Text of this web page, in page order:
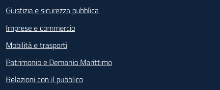
Giustizia e sicurezza pubblica
Imprese e commercio
Mobilità e trasporti
Patrimonio e Demanio Marittimo
Relazioni con il pubblico